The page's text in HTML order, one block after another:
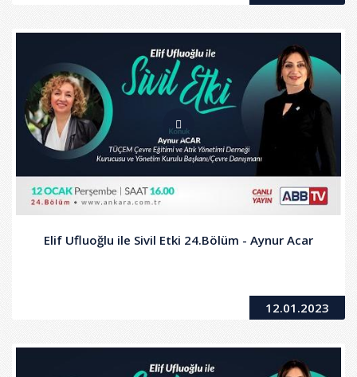
Elif Ufluoğlu ile Sivil Etki 24.Bölüm - Aynur Acar
12.01.2023